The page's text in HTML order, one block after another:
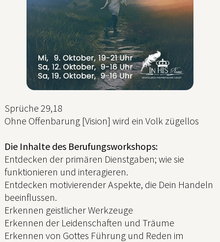
Sprüche 29,18
Ohne Offenbarung [Vision] wird ein Volk zügellos
Die Inhalte des Berufungsworkshops:
Entdecken der primären Dienstgaben; wie sie
funktionieren und interagieren.
Entdecken motivierender Aspekte, die Dein Handeln
beeinflussen.
Erkennen geistlicher Werkzeuge
Erkennen der Leidenschaften und Träume
Erkennen von Gottes Führung und Reden im